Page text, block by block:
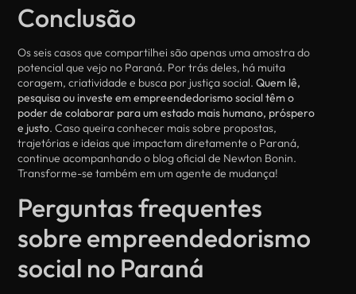
Conclusão
Os seis casos que compartilhei são apenas uma amostra do
potencial que vejo no Paraná. Por trás deles, há muita
coragem, criatividade e busca por justiça social.Quem lê,
pesquisa ou investe em empreendedorismo social têm o
poder de colaborar para um estado mais humano, próspero
e justo. Caso queira conhecer mais sobre propostas,
trajetórias e ideias que impactam diretamente o Paraná,
continue acompanhando o blog oficial de Newton Bonin.
Transforme-se também em um agente de mudança!
Perguntas frequentes
sobre empreendedorismo
social no Paraná